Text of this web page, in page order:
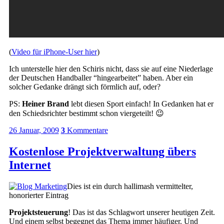
(Video für iPhone-User hier)
Ich unterstelle hier den Schiris nicht, dass sie auf eine Niederlage
der Deutschen Handballer “hingearbeitet” haben. Aber ein
solcher Gedanke drängt sich förmlich auf, oder?
PS: Heiner Brand lebt diesen Sport einfach! In Gedanken hat er
den Schiedsrichter bestimmt schon viergeteilt! 😉
26 Januar, 2009 3Kommentare
Kostenlose Projektverwaltung übers
Internet
Dies ist ein durch hallimash vermittelter,
honorierter Eintrag
Projektsteuerung! Das ist das Schlagwort unserer heutigen Zeit.
Und einem selbst begegnet das Thema immer häufiger. Und